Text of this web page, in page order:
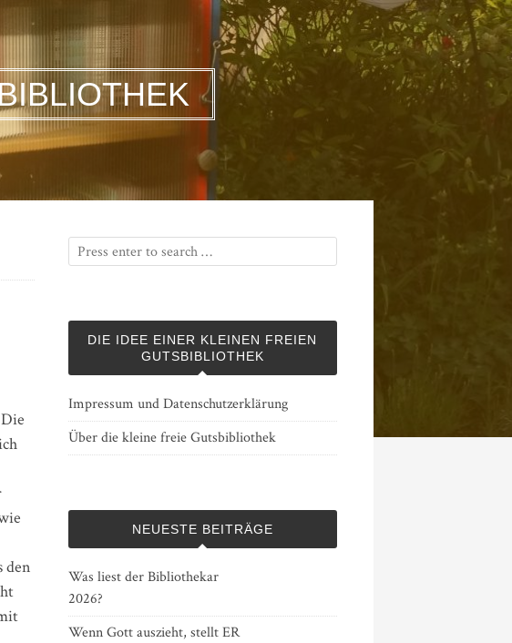
den
DIE IDEE EINER KLEINEN FREIEN
GUTSBIBLIOTHEK
Impressum und Datenschutzerklärung
Über die kleine freie Gutsbibliothek
NEUESTE BEITRÄGE
Was liest der Bibliothekar
2026?
Wenn Gott auszieht, stellt ER